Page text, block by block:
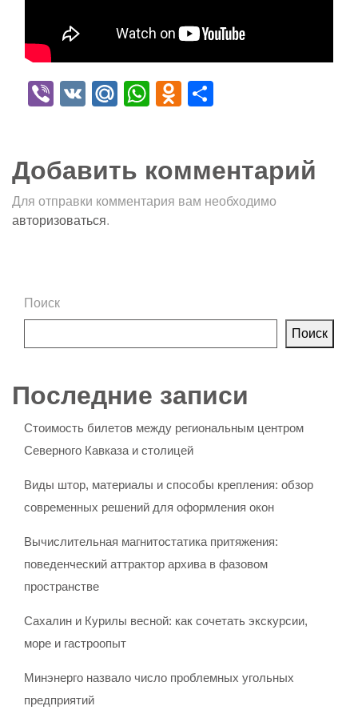
Viber
VK Mail.Ru
WhatsApp
Odnoklassniki
Добавить комментарий
Для отправки комментария вам необходимо
авторизоваться.
Поиск
Поиск
Последние записи
Стоимость билетов между региональным центром
Северного Кавказа и столицей
Виды штор, материалы и способы крепления: обзор
современных решений для оформления окон
Вычислительная магнитостатика притяжения:
поведенческий аттрактор архива в фазовом
пространстве
Сахалин и Курилы весной: как сочетать экскурсии,
море и гастроопыт
Минэнерго назвало число проблемных угольных
предприятий